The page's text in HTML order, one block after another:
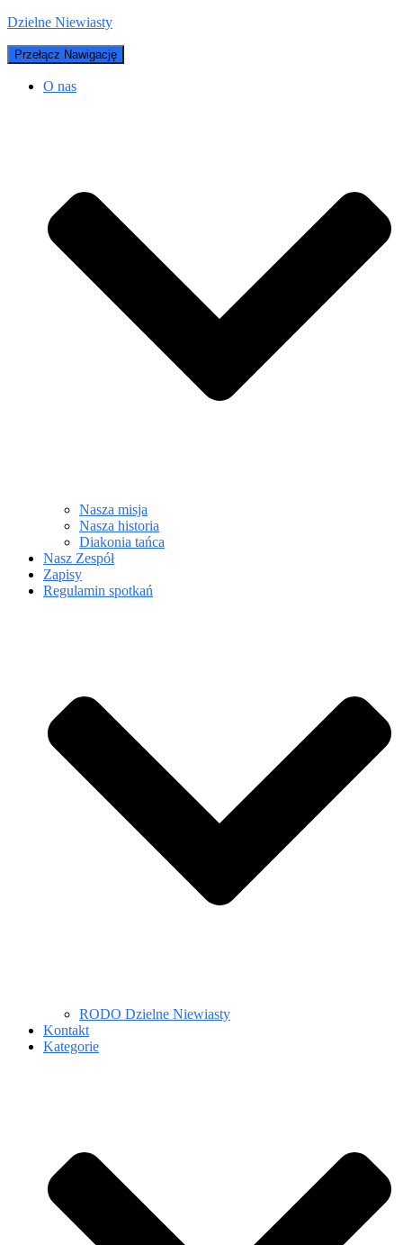
Dzielne Niewiasty
Przełącz Nawigację
O nas
Nasza misja
Nasza historia
Diakonia tańca
Nasz Zespół
Zapisy
Regulamin spotkań
RODO Dzielne Niewiasty
Kontakt
Kategorie